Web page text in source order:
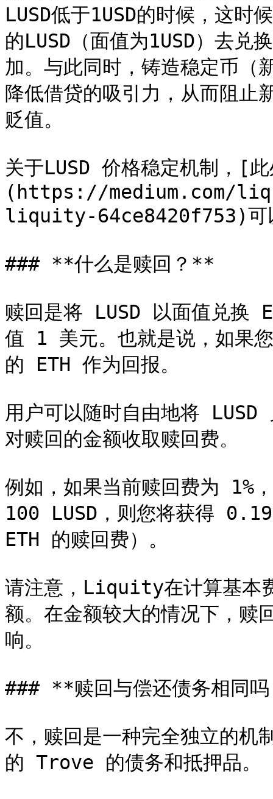
LUSD低于1USD的时候，这时
的LUSD（面值为1USD）去兑
加。与此同时，铸造稳定币（
降低借贷的吸引力，从而阻止
贬值。
关于LUSD 价格稳定机制，[
(https://
liquity-64ce8420f753)可
### **什么是赎回？**
赎回是将 LUSD 以面值兑换
值 1 美元。也就是说，如果
的 ETH 作为回报。
用户可以随时自由地将
对赎回的金额收取赎回费。
例如，如果当前赎回费为 1%
100 LUSD，则您将获得
ETH 的赎回费）。
请注意，Liquity在计算基本
额。在金额较大的情况下，赎
响。
### **赎回与偿还债务相同
不，赎回是一种完全独立的机
的 Trove 的债务和抵押品。